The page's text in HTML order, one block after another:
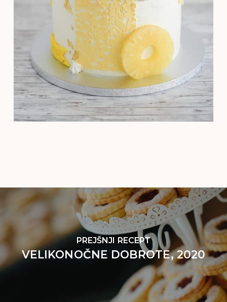
PREJŠNJI RECEPT
VELIKONOČNE DOBROTE, 2020